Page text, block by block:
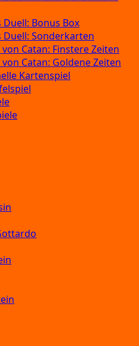
Duell: Bonus Box
Duell: Sonderkarten
Catan: Finstere Zeiten
Catan: Goldene Zeiten
Kartenspiel